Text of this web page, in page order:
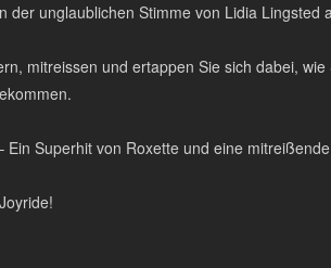
der unglaublichen Stimme von Lidia Lingsted
mitreissen und ertappen Sie sich dabei,
Ein Superhit von Roxette und eine